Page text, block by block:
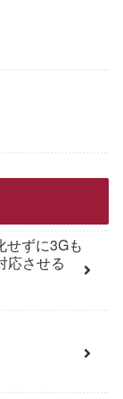
せずに3Gも
応させる